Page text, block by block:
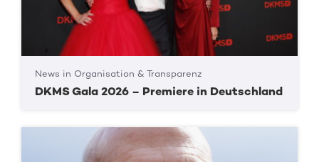
News in Organisation & Transparenz
DKMS Gala 2026 – Premiere in Deutschland